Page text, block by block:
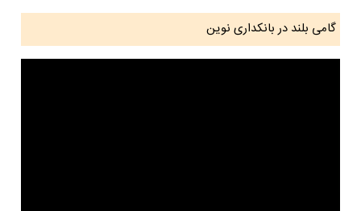
گامی بلند در بانکداری نوین